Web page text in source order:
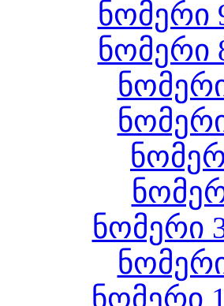
ნომერი
ნომერი
ნომერი
ნომერი